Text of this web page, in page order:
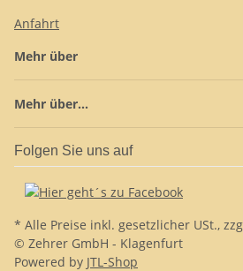
Anfahrt
Mehr über
Mehr über...
Folgen Sie uns auf
* Alle Preise inkl. gesetzlicher USt.,
© Zehrer GmbH - Klagenfurt
Powered by JTL-Shop